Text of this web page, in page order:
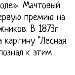
Мачтовый
премию на
В 1873г
"Лесная
к этим